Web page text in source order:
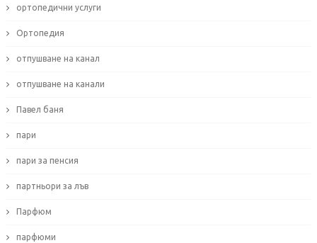
ортопедични услуги
Ортопедия
отпушване на канал
отпушване на канали
Павел баня
пари
пари за пенсия
партньори за лъв
Парфюм
парфюми